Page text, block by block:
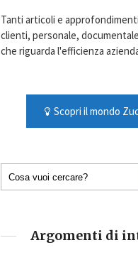
Tanti articoli e
clienti, personale,
che riguarda l'efficienza
Scopri il mondo
Argomenti di